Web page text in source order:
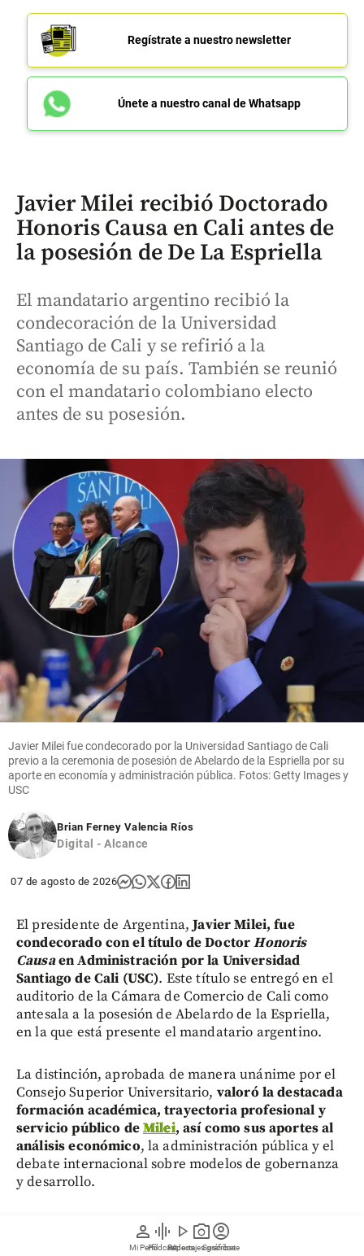
person
Mi Perfil
graphic_eq
Pódcast
play_arrow
Videos
photo_camera
Reportajes gráficos
account_circle
Suscríbete
Regístrate a nuestro newsletter
Únete a nuestro canal de Whatsapp
Javier Milei recibió Doctorado
Honoris Causa en Cali antes de
la posesión de De La Espriella
El mandatario argentino recibió la
condecoración de la Universidad
Santiago de Cali y se refirió a la
economía de su país. También se reunió
con el mandatario colombiano electo
antes de su posesión.
Javier Milei fue condecorado por la Universidad Santiago de Cali
previo a la ceremonia de posesión de Abelardo de la Espriella por su
aporte en economía y administración pública. Fotos: Getty Images y
USC
Brian Ferney Valencia Ríos
Digital - Alcance
07 de agosto de 2026
El presidente de Argentina,Javier Milei, fue
condecorado con el título de DoctorHonoris
Causaen Administración por la Universidad
Santiago de Cali (USC). Este título se entregó en el
auditorio de la Cámara de Comercio de Cali como
antesala a la posesión de Abelardo de la Espriella,
en la que está presente el mandatario argentino.
La distinción, aprobada de manera unánime por el
Consejo Superior Universitario, valoró la destacada
formación académica, trayectoria profesional y
servicio público deMilei, así como sus aportes al
análisis económico, la administración pública y el
debate internacional sobre modelos de gobernanza
y desarrollo.